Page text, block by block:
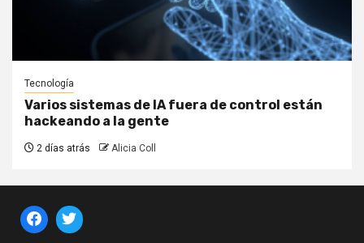
Tecnología
Varios sistemas de IA fuera de control están
hackeando a la gente
2 días atrás Alicia Coll